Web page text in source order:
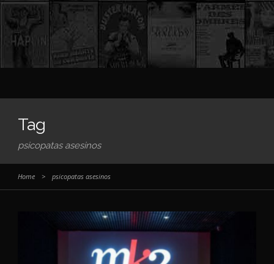
Tag
psicopatas asesinos
Home > psicopatas asesinos